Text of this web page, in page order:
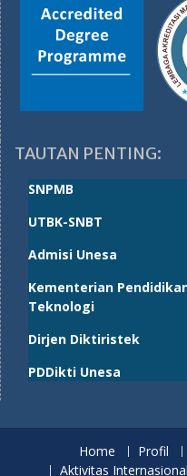
TAUTAN PENTING:
SNPMB
UTBK-SNBT
Admisi Unesa
Kementerian
Teknologi
Dirjen Diktiristek
PDDikti Unesa
Home Profil
Aktivitas Internasional